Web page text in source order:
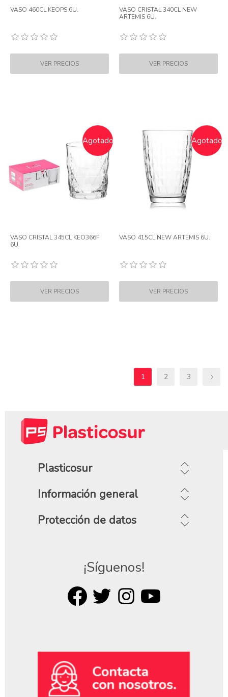
VASO 460CL KEOPS 6U.
VASO CRISTAL 340CL NEW
ARTEMIS 6U.
Agotado
VASO CRISTAL 345CL KEO366F
6U.
Agotado
VASO 415CL NEW ARTEMIS 6U.
1 2 3
Plasticosur
Información general
Protección de datos
¡Síguenos!